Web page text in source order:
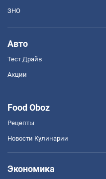
ЗНО
Авто
Тест Драйв
Акции
Food Oboz
Рецепты
Новости Кулинарии
Экономика